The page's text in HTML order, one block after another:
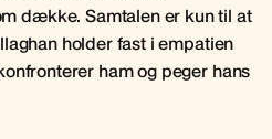
dække. Samtalen er kun til at
holder fast i empatien
ham og peger hans